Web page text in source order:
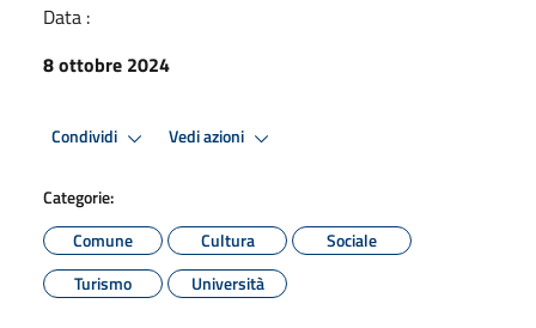
Data :
8 ottobre 2024
Condividi Vedi azioni
Categorie:
Comune
Cultura
Sociale
Turismo
Università